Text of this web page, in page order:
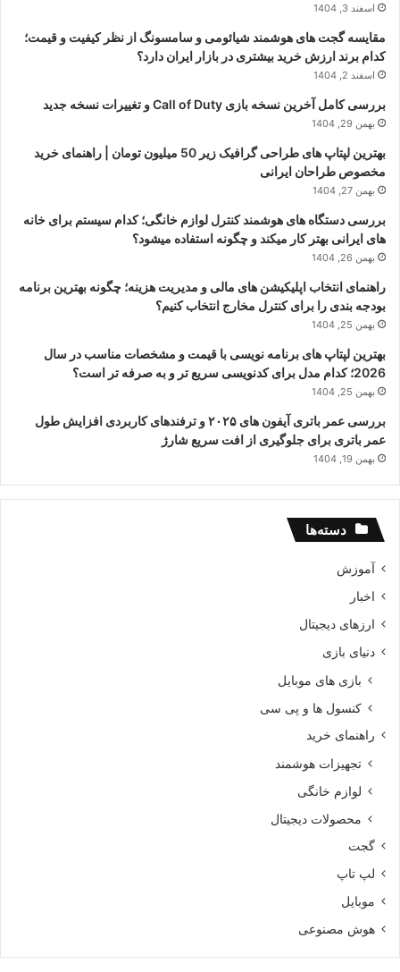
اسفند 3, 1404
مقایسه گجت های هوشمند شیائومی و سامسونگ از نظر کیفیت و قیمت؛
کدام برند ارزش خرید بیشتری در بازار ایران دارد؟
اسفند 2, 1404
بررسی کامل آخرین نسخه بازی Call of Duty و تغییرات نسخه جدید
بهمن 29, 1404
بهترین لپتاپ های طراحی گرافیک زیر 50 میلیون تومان | راهنمای خرید
مخصوص طراحان ایرانی
بهمن 27, 1404
بررسی دستگاه های هوشمند کنترل لوازم خانگی؛ کدام سیستم برای خانه
های ایرانی بهتر کار میکند و چگونه استفاده میشود؟
بهمن 26, 1404
راهنمای انتخاب اپلیکیشن های مالی و مدیریت هزینه؛ چگونه بهترین برنامه
بودجه بندی را برای کنترل مخارج انتخاب کنیم؟
بهمن 25, 1404
بهترین لپتاپ های برنامه نویسی با قیمت و مشخصات مناسب در سال
2026؛ کدام مدل برای کدنویسی سریع تر و به صرفه تر است؟
بهمن 25, 1404
بررسی عمر باتری آیفون های ۲۰۲۵ و ترفندهای کاربردی افزایش طول
عمر باتری برای جلوگیری از افت سریع شارژ
بهمن 19, 1404
دسته‌ها
آموزش
اخبار
ارزهای دیجیتال
دنیای بازی
بازی های موبایل
کنسول ها و پی سی
راهنمای خرید
تجهیزات هوشمند
لوازم خانگی
محصولات دیجیتال
گجت
لپ تاپ
موبایل
هوش مصنوعی